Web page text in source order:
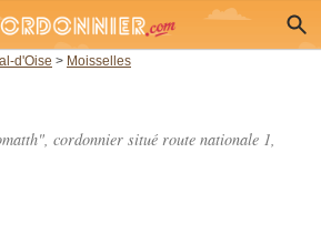
d'Oise > Moisselles
cordonnier situé route nationale 1,